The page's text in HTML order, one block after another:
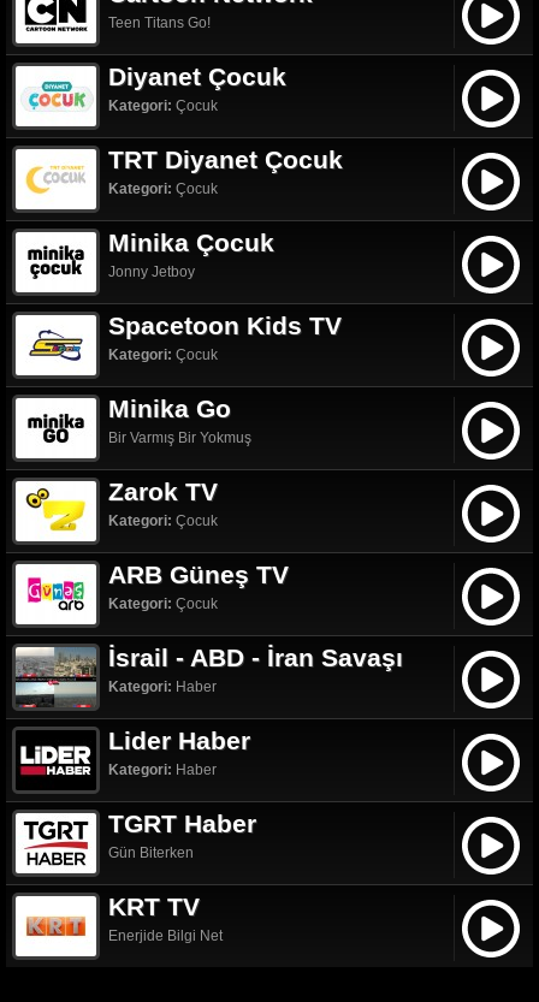
Teen Titans Go!
Diyanet Çocuk
Kategori: Çocuk
TRT Diyanet Çocuk
Kategori: Çocuk
Minika Çocuk
Jonny Jetboy
Spacetoon Kids TV
Kategori: Çocuk
Minika Go
Bir Varmış Bir Yokmuş
Zarok TV
Kategori: Çocuk
ARB Güneş TV
Kategori: Çocuk
İsrail - ABD - İran Savaşı
Kategori: Haber
Lider Haber
Kategori: Haber
TGRT Haber
Gün Biterken
KRT TV
Enerjide Bilgi Net